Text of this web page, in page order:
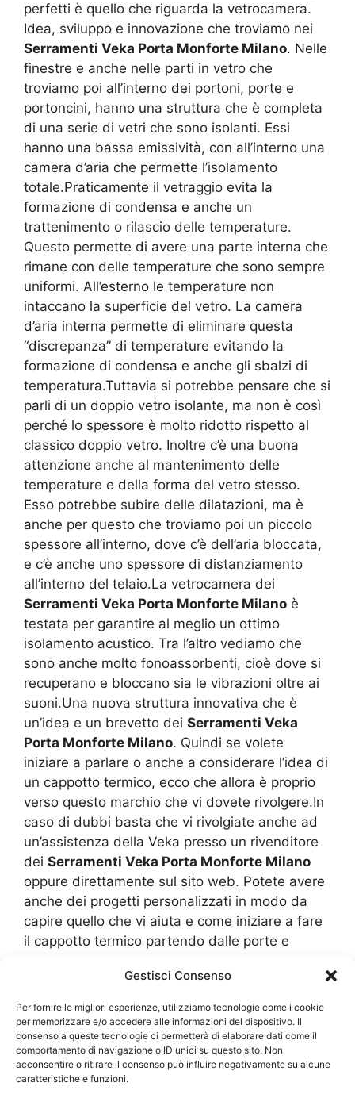
Gestisci Consenso
Per fornire le migliori esperienze, utilizziamo tecnologie come i cookie
per memorizzare e/o accedere alle informazioni del dispositivo. Il
consenso a queste tecnologie ci permetterà di elaborare dati come il
comportamento di navigazione o ID unici su questo sito. Non
acconsentire o ritirare il consenso può influire negativamente su alcune
caratteristiche e funzioni.
perfetti è quello che riguarda la vetrocamera.
Idea, sviluppo e innovazione che troviamo nei
Serramenti Veka Porta Monforte Milano. Nelle
finestre e anche nelle parti in vetro che
troviamo poi all’interno dei portoni, porte e
portoncini, hanno una struttura che è completa
di una serie di vetri che sono isolanti. Essi
hanno una bassa emissività, con all’interno una
camera d’aria che permette l’isolamento
totale.Praticamente il vetraggio evita la
formazione di condensa e anche un
trattenimento o rilascio delle temperature.
Questo permette di avere una parte interna che
rimane con delle temperature che sono sempre
uniformi. All’esterno le temperature non
intaccano la superficie del vetro. La camera
d’aria interna permette di eliminare questa
“discrepanza” di temperature evitando la
formazione di condensa e anche gli sbalzi di
temperatura.Tuttavia si potrebbe pensare che si
parli di un doppio vetro isolante, ma non è così
perché lo spessore è molto ridotto rispetto al
classico doppio vetro. Inoltre c’è una buona
attenzione anche al mantenimento delle
temperature e della forma del vetro stesso.
Esso potrebbe subire delle dilatazioni, ma è
anche per questo che troviamo poi un piccolo
spessore all’interno, dove c’è dell’aria bloccata,
e c’è anche uno spessore di distanziamento
all’interno del telaio.La vetrocamera dei
Serramenti Veka Porta Monforte Milano è
testata per garantire al meglio un ottimo
isolamento acustico. Tra l’altro vediamo che
sono anche molto fonoassorbenti, cioè dove si
recuperano e bloccano sia le vibrazioni oltre ai
suoni.Una nuova struttura innovativa che è
un’idea e un brevetto dei Serramenti Veka
Porta Monforte Milano. Quindi se volete
iniziare a parlare o anche a considerare l’idea di
un cappotto termico, ecco che allora è proprio
verso questo marchio che vi dovete rivolgere.In
caso di dubbi basta che vi rivolgiate anche ad
un’assistenza della Veka presso un rivenditore
dei Serramenti Veka Porta Monforte Milano
oppure direttamente sul sito web. Potete avere
anche dei progetti personalizzati in modo da
capire quello che vi aiuta e come iniziare a fare
il cappotto termico partendo dalle porte e
allora informatevi anche sulle detrazioni e
agevolazioni attualmente disponibili. Tutti i
prodotti Veka hanno la sicurezza di essere
ecosostenibili oltre anche a fornire sia le giuste
certificazioni e documenti che possono poi
essere presentati per avere un recupero di